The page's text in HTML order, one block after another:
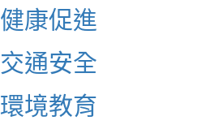
健康促進
交通安全
環境教育